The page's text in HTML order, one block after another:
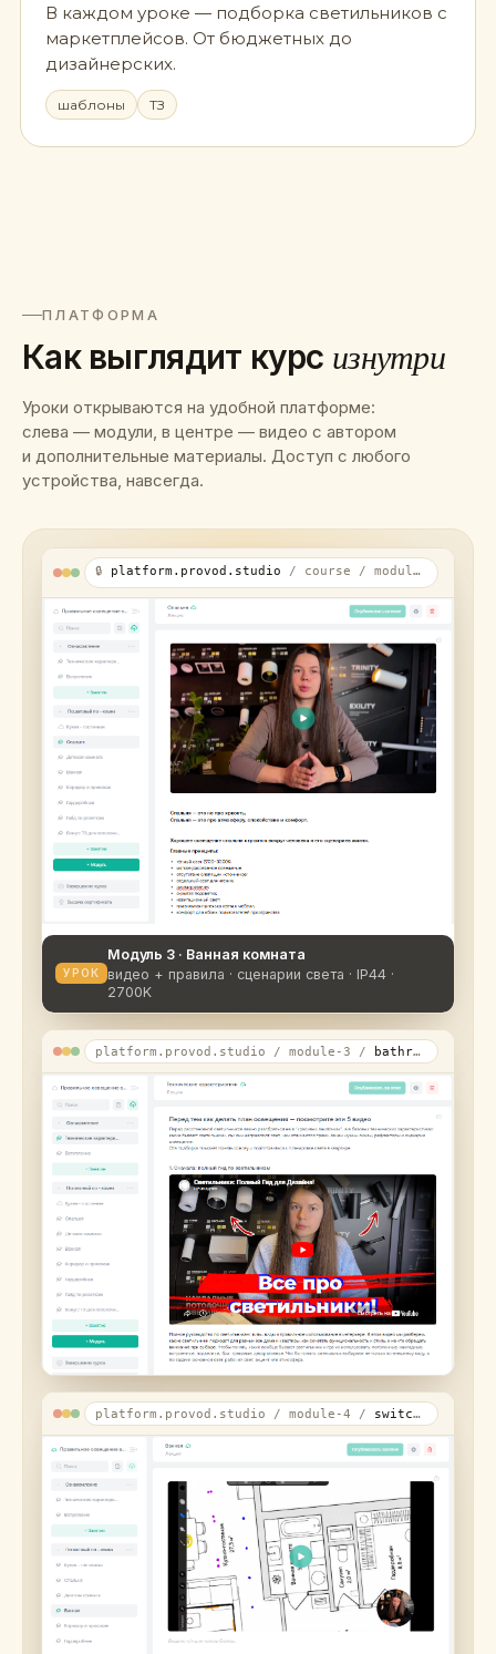
В каждом уроке — подборка светильников с
маркетплейсов. От бюджетных до
дизайнерских.
шаблоны ТЗ
ПЛАТФОРМА
Как выглядит курс изнутри
Уроки открываются на удобной платформе:
слева — модули, в центре — видео с автором
и дополнительные материалы. Доступ с любого
устройства, навсегда.
🔒 platform.provod.studio / course / module-3 / bathroom
УРОК
Модуль 3 · Ванная комната
видео + правила · сценарии света · IP44 ·
2700K
platform.provod.studio / module-3 / bathroom
platform.provod.studio / module-4 / switches